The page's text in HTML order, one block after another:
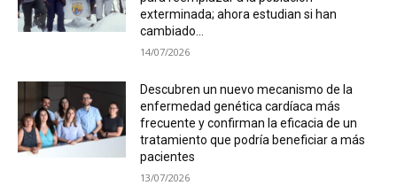
exterminada; ahora estudian si han
cambiado...
14/07/2026
Descubren un nuevo mecanismo de la
enfermedad genética cardíaca más
frecuente y confirman la eficacia de un
tratamiento que podría beneficiar a más
pacientes
13/07/2026